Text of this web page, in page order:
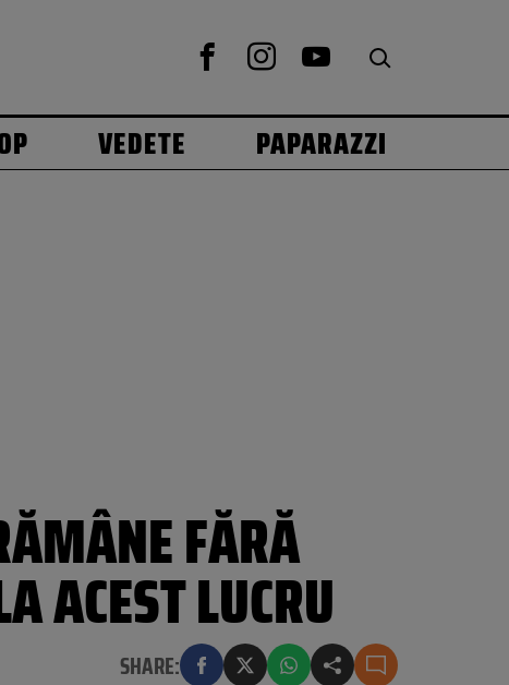
VEDETE PAPARAZZI
FĂRĂ
ACEST LUCRU
SHARE: